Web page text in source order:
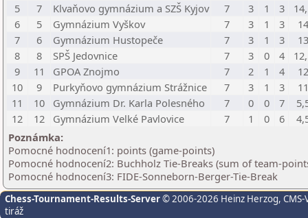
5
7 Klvaňovo gymnázium a SZŠ Kyjov 7 3 1 3
6
5 Gymnázium Vyškov 7 3 1 3
7
6 Gymnázium Hustopeče 7 3 1 3
8
8 SPŠ Jedovnice 7 3 0 4
9
11 GPOA Znojmo 7 2 1 4
10
9 Purkyňovo gymnázium Strážnice 7 3 1 3
11
10 Gymnázium Dr. Karla Polesného 7 0 0 7
12
12 Gymnázium Velké Pavlovice 7 1 0 6
Poznámka:
Pomocné hodnocení1: points (game-points)
Pomocné hodnocení2: Buchholz Tie-Breaks (sum of team-
Pomocné hodnocení3: FIDE-Sonneborn-Berger-Tie-Break
Chess-Tournament-Results-Server© 2006-2026 Heinz Herzog,
tiráž